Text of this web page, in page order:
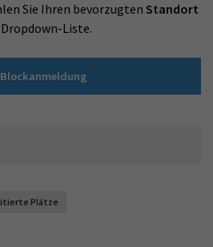
Sie Ihren bevorzugten Standort
Liste.
Blockanmeldung
Plätze